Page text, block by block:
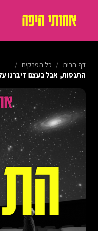
דף הבית / כל הפרקים /
התנסות, אבל בעצם דיברנו